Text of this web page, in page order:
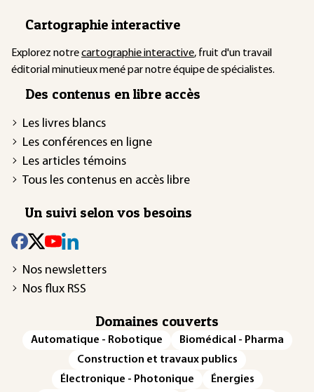
Cartographie interactive
Explorez notrecartographie interactive, fruit d'un travail
éditorial minutieux mené par notre équipe de spécialistes.
Des contenus en libre accès
Les livres blancs
Les conférences en ligne
Les articles témoins
Tous les contenus en accès libre
Un suivi selon vos besoins
Nos newsletters
Nos flux RSS
Domaines couverts
Automatique - Robotique
Biomédical - Pharma
Construction et travaux publics
Électronique - Photonique
Énergies